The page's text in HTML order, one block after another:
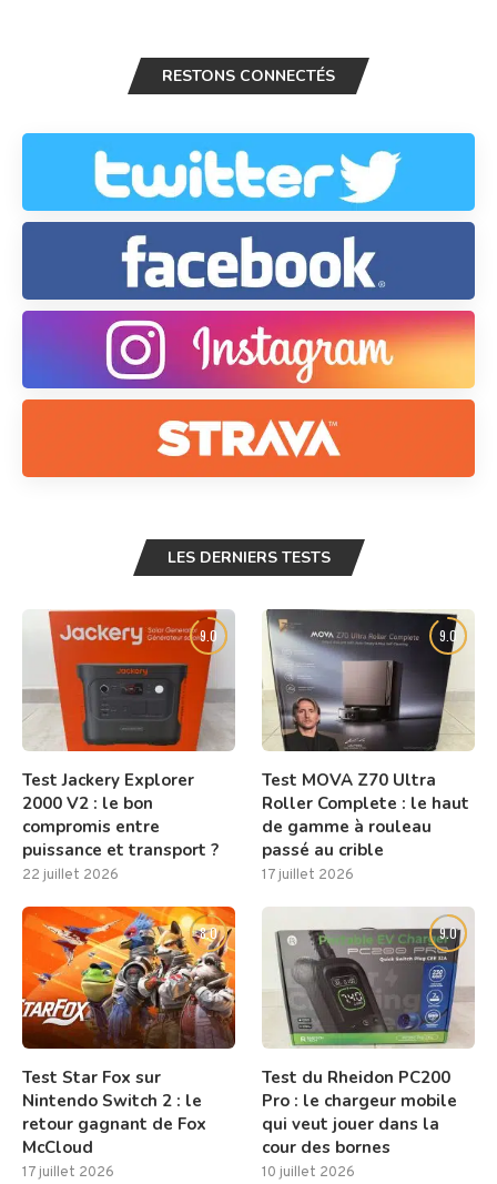
RESTONS CONNECTÉS
LES DERNIERS TESTS
9.0
Test Jackery Explorer
2000 V2 : le bon
compromis entre
puissance et transport ?
22 juillet 2026
9.0
Test MOVA Z70 Ultra
Roller Complete : le haut
de gamme à rouleau
passé au crible
17 juillet 2026
8.0
Test Star Fox sur
Nintendo Switch 2 : le
retour gagnant de Fox
McCloud
17 juillet 2026
9.0
Test du Rheidon PC200
Pro : le chargeur mobile
qui veut jouer dans la
cour des bornes
10 juillet 2026